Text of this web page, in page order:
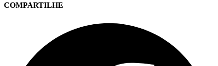
COMPARTILHE